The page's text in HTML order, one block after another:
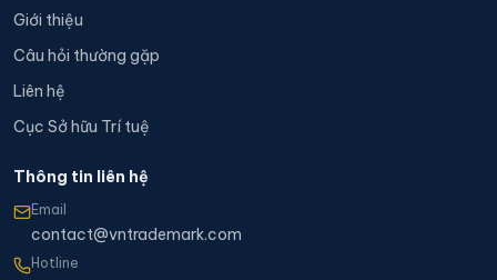
Giới thiệu
Câu hỏi thường gặp
Liên hệ
Cục Sở hữu Trí tuệ
Thông tin liên hệ
Email
contact@vntrademark.com
Hotline